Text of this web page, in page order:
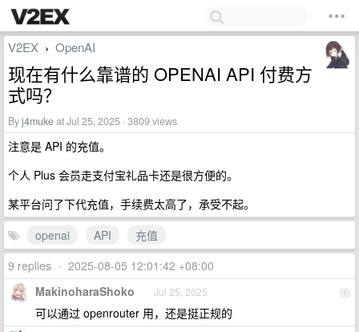
V2EX › OpenAI
现在有什么靠谱的 OPENAI API 付费方
式吗？
Byj4mukeat Jul 25, 2025 · 3809 views
注意是 API 的充值。
个人 Plus 会员走支付宝礼品卡还是很方便的。
某平台问了下代充值，手续费太高了，承受不起。
openai
API
充值
9 replies • 2025-08-05 12:01:42 +08:00
1
MakinoharaShoko Jul 25, 2025
可以通过 openrouter 用，还是挺正规的